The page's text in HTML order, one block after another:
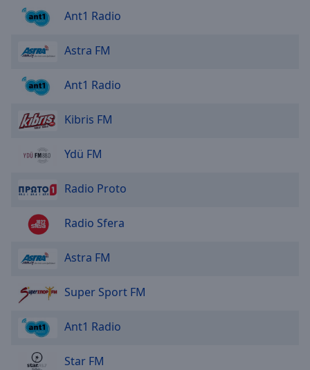
Style
Font
Done
Modal
window.
Ant1 Radio
Astra FM
Ant1 Radio
Kibris FM
Ydü FM
Radio Proto
Radio Sfera
Astra FM
Super Sport FM
Ant1 Radio
Star FM